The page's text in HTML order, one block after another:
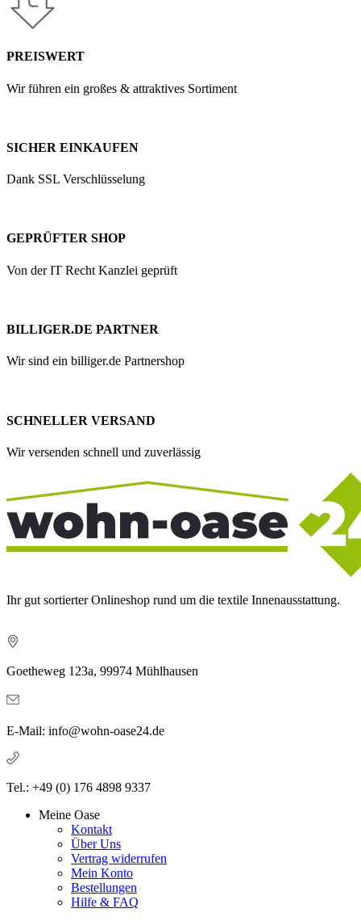
PREISWERT
Wir führen ein großes & attraktives Sortiment
SICHER EINKAUFEN
Dank SSL Verschlüsselung
GEPRÜFTER SHOP
Von der IT Recht Kanzlei geprüft
BILLIGER.DE PARTNER
Wir sind ein billiger.de Partnershop
SCHNELLER VERSAND
Wir versenden schnell und zuverlässig
Ihr gut sortierter Onlineshop rund um die textile Innenausstattung.
Goetheweg 123a, 99974 Mühlhausen
E-Mail: info@wohn-oase24.de
Tel.: +49 (0) 176 4898 9337
Meine Oase
Kontakt
Über Uns
Vertrag widerrufen
Mein Konto
Bestellungen
Hilfe & FAQ